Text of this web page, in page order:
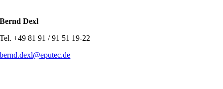
Bernd Dexl
Tel. +49 81 91 / 91 51 19-22
bernd.dexl@eputec.de